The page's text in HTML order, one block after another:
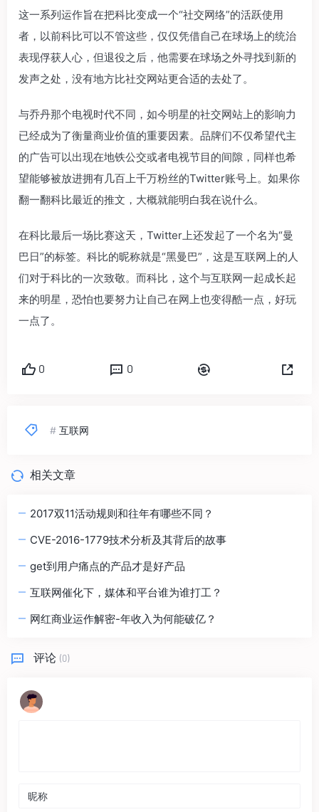
这一系列运作旨在把科比变成一个“社交网络”的活跃使用
者，以前科比可以不管这些，仅仅凭借自己在球场上的统治
表现俘获人心，但退役之后，他需要在球场之外寻找到新的
发声之处，没有地方比社交网站更合适的去处了。
与乔丹那个电视时代不同，如今明星的社交网站上的影响力
已经成为了衡量商业价值的重要因素。品牌们不仅希望代主
的广告可以出现在地铁公交或者电视节目的间隙，同样也希
望能够被放进拥有几百上千万粉丝的Twitter账号上。如果你
翻一翻科比最近的推文，大概就能明白我在说什么。
在科比最后一场比赛这天，Twitter上还发起了一个名为“曼
巴日”的标签。科比的昵称就是“黑曼巴”，这是互联网上的人
们对于科比的一次致敬。而科比，这个与互联网一起成长起
来的明星，恐怕也要努力让自己在网上也变得酷一点，好玩
一点了。
0 0
# 互联网
相关文章
2017双11活动规则和往年有哪些不同？
CVE-2016-1779技术分析及其背后的故事
get到用户痛点的产品才是好产品
互联网催化下，媒体和平台谁为谁打工？
网红商业运作解密-年收入为何能破亿？
评论 (0)